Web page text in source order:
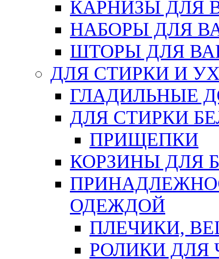
КАРНИЗЫ ДЛЯ
НАБОРЫ ДЛЯ
ШТОРЫ ДЛЯ
ДЛЯ СТИРКИ И
ГЛАДИЛЬНЫЕ
ДЛЯ СТИРКИ
ПРИЩЕПКИ
КОРЗИНЫ ДЛЯ
ОДЕЖДОЙ
ПЛЕЧИКИ,
РОЛИКИ ДЛЯ